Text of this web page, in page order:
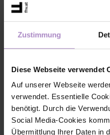
Zustimmung
Diese Webseite verwendet
Auf unserer Webseite
verwendet. Essentielle
benötigt. Durch die
Social Media-Cookies
Übermittlung Ihrer Daten in